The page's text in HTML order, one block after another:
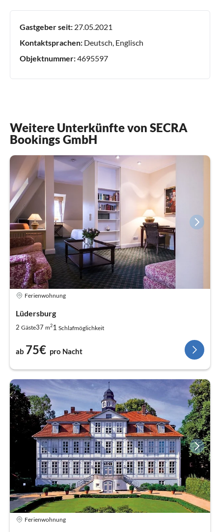
Gastgeber seit: 27.05.2021
Kontaktsprachen: Deutsch, Englisch
Objektnummer:4695597
Weitere Unterkünfte von SECRA
Bookings GmbH
Ferienwohnung
Lüdersburg
2 Gäste37 m21 Schlafmöglichkeit
ab 75€ pro Nacht
Ferienwohnung